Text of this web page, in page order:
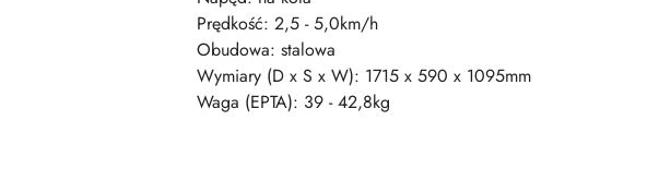
Prędkość: 2,5 - 5,0km/h
Obudowa: stalowa
Wymiary (D x S x W): 1715 x 590 x 1095mm
Waga (EPTA): 39 - 42,8kg